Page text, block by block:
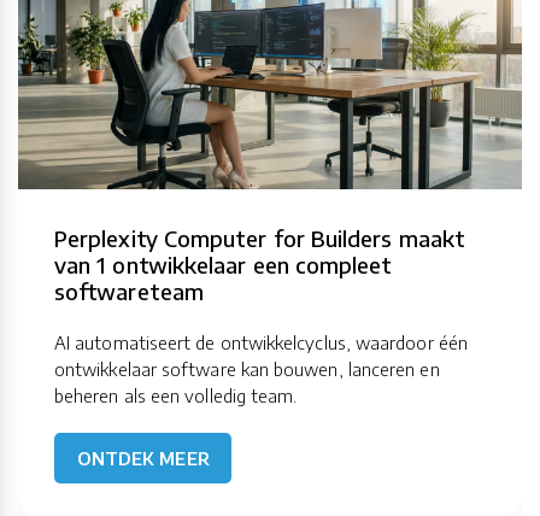
Perplexity Computer for Builders maakt
van 1 ontwikkelaar een compleet
softwareteam
AI automatiseert de ontwikkelcyclus, waardoor één
ontwikkelaar software kan bouwen, lanceren en
beheren als een volledig team.
ONTDEK MEER